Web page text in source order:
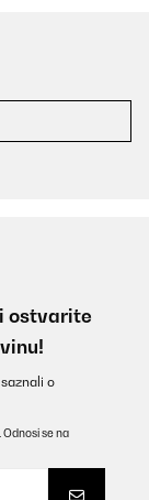
ostvarite
o
se na